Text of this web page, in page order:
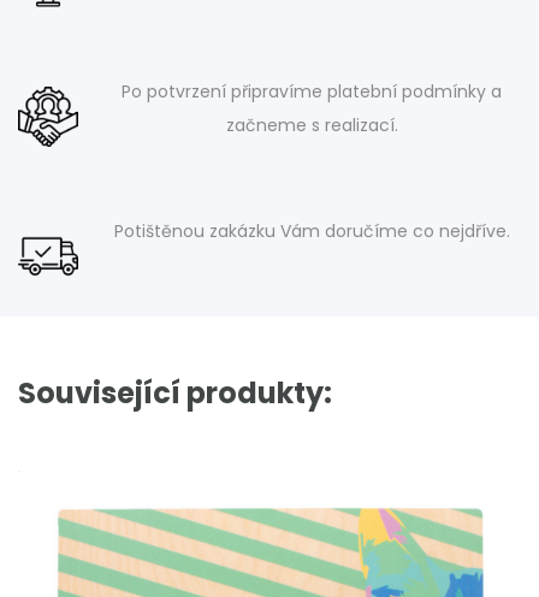
Po potvrzení připravíme platební podmínky a
začneme s realizací.
Potištěnou zakázku Vám doručíme co nejdříve.
Související produkty: